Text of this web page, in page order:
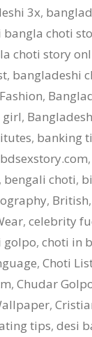
3x,
bangla choti
choti story
, bangladeshi
,
girl,
, banking
bdsexstory.com,
, bengali choti,
, British,
, celebrity
golpo, choti in
, Choti
, Chudar
,
tips, desi